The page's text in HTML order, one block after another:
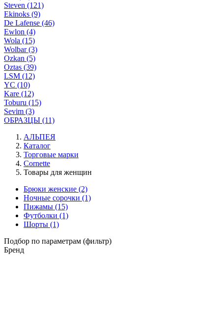
Steven (121)
Ekinoks (9)
De Lafense (46)
Ewlon (4)
Wola (15)
Wolbar (3)
Ozkan (5)
Oztas (39)
LSM (12)
YC (10)
Kare (12)
Toburu (15)
Sevim (3)
ОБРАЗЦЫ (11)
АЛЬПЕЯ
Каталог
Торговые марки
Cornette
Товары для женщин
Брюки женские (2)
Ночные сорочки (1)
Пижамы (15)
Футболки (1)
Шорты (1)
Подбор по параметрам (фильтр)
Бренд